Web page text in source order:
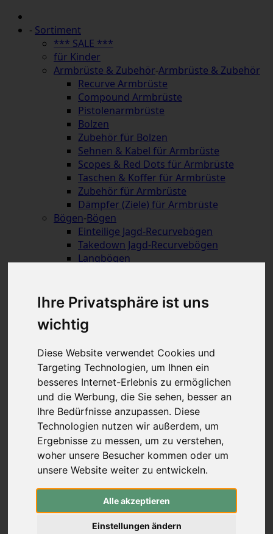
Ihre Privatsphäre ist uns
wichtig
Diese Website verwendet Cookies und
Targeting Technologien, um Ihnen ein
besseres Internet-Erlebnis zu ermöglichen
und die Werbung, die Sie sehen, besser an
Ihre Bedürfnisse anzupassen. Diese
Technologien nutzen wir außerdem, um
Ergebnisse zu messen, um zu verstehen,
woher unsere Besucher kommen oder um
unsere Website weiter zu entwickeln.
Alle akzeptieren
Einstellungen ändern
- Sortiment
*** SALE ***
für Kinder
Armbrüste & Zubehör-Armbrüste & Zubehör
Recurve Armbrüste
Compound Armbrüste
Pistolenarmbrüste
Bolzen
Zubehör für Bolzen
Sehnen & Kabel für Armbrüste
Scopes & Red Dots für Armbrüste
Taschen & Koffer für Armbrüste
Zubehör für Armbrüste
Dämpfer (Ziele) für Armbrüste
Bögen-Bögen
Einteilige Jagd-Recurvebögen
Takedown Jagd-Recurvebögen
Langbögen
Wurfarme (Schraubverschluss)
Recurve Mittelstücke (ILF)
Wurfarme (ILF, Formula)
Koreanische Bögen & Reiterbögen
Freizeitbögen & Sets
Bogenbau
rund um den Bogen-rund um den Bogen
Pfeilauflagen (zum Schrauben)
Pfeilauflagen (zum Kleben)
traditionelle Pfeilauflagen
Compound Blade Auflagen
Compound Prong Auflagen
Compound Drop-Away Pfeilauflagen
Compound Full Capture Auflagen
Stabilisation-Stabilisation
Mono- & Seitenstabis
Extender (Vorbauten)